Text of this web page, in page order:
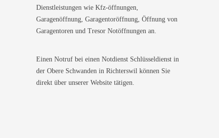
Dienstleistungen wie Kfz-öffnungen,
Garagenöffnung, Garagentoröffnung, Öffnung von
Garagentoren und Tresor Notöffnungen an.
Einen Notruf bei einen Notdienst Schlüsseldienst in
der Obere Schwanden in Richterswil können Sie
direkt über unserer Website tätigen.